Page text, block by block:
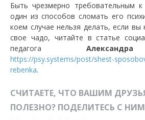
Быть чрезмерно требовательным
один из способов сломать его
коем случае нельзя делать, если вы
свое чадо, читайте в статье
педагога
https://psy.systems/post/shest-
rebenka.
СЧИТАЕТЕ, ЧТО ВАШИМ
ПОЛЕЗНО? ПОДЕЛИТЕСЬ С